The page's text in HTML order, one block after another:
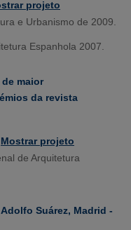
projeto
e Urbanismo de 2009.
Espanhola 2007.
maior
da revista
Mostrar projeto
de Arquitetura
Suárez, Madrid -